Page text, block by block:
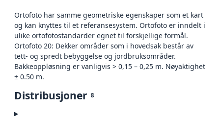
Ortofoto har samme geometriske egenskaper som et kart
og kan knyttes til et referansesystem. Ortofoto er inndelt i
ulike ortofotostandarder egnet til forskjellige formål.
Ortofoto 20: Dekker områder som i hovedsak består av
tett- og spredt bebyggelse og jordbruksområder.
Bakkeoppløsning er vanligvis > 0,15 – 0,25 m. Nøyaktighet
± 0.50 m.
Distribusjoner 8